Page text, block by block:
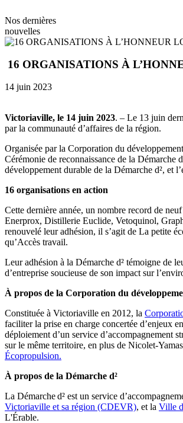
Nos dernières
nouvelles
16 ORGANISATIONS À
14 juin 2023
Victoriaville, le 14 juin 2023. – Le 13 juin
par la communauté d’affaires de la région.
Organisée par la Corporation du
Cérémonie de reconnaissance de la Démarche
développement durable de la Démarche d², et
16 organisations en action
Cette dernière année, un nombre record de
Enerprox, Distillerie Euclide, Vetoquinol,
renouvelé leur adhésion, il s’agit de La petite
qu’Accès travail.
Leur adhésion à la Démarche d² témoigne de
d’entreprise soucieuse de son impact sur
À propos de la Corporation du
Constituée à Victoriaville en 2012, la
faciliter la prise en charge concertée d’enjeux
déploiement d’un service d’accompagnement
sur le même territoire, en plus de Nicolet-
Écopropulsion.
À propos de la Démarche d²
La Démarche d² est un service
Victoriaville et sa région (CDEVR), et la Ville
L'Érable.